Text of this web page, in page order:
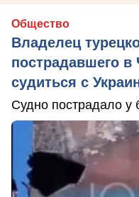
Общество
Владелец
пострадавшего
судиться с
Судно пострадало у